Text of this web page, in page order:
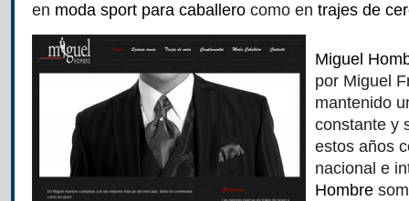
en moda sport para caballero como en trajes de
Miguel
por Miguel
mantenido
constante y
estos años
nacional e
Hombre